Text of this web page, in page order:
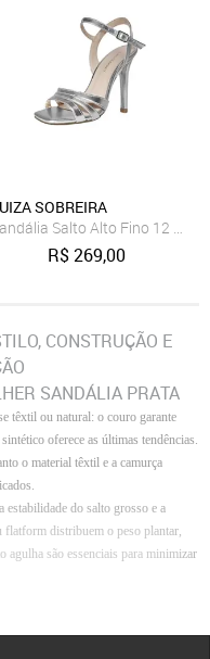
Strass Prata Mod.
SOBREIRA
Salto Alto Fino 12 cm
R$269,00
CONSTRUÇÃO E
SANDÁLIA PRATA
têxtil ou natural: o couro garante
oferece as últimas tendências.
o material têxtil e a camurça
estabilidade do salto grosso e a
flatform distribuem o peso plantar,
agulha são essenciais para minimizar
de alta tensão e solados